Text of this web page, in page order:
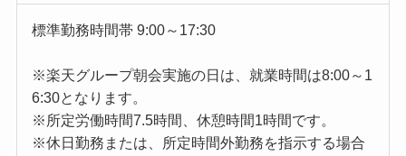
標準勤務時間帯 9:00～17:30
※楽天グループ朝会実施の日は、就業時間は8:00～1
6:30となります。
※所定労働時間7.5時間、休憩時間1時間です。
※休日勤務または、所定時間外勤務を指示する場合